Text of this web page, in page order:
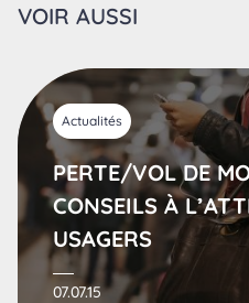
VOIR AUSSI
Actualités
PERTE/VOL DE
CONSEILS À
USAGERS
07.07.15